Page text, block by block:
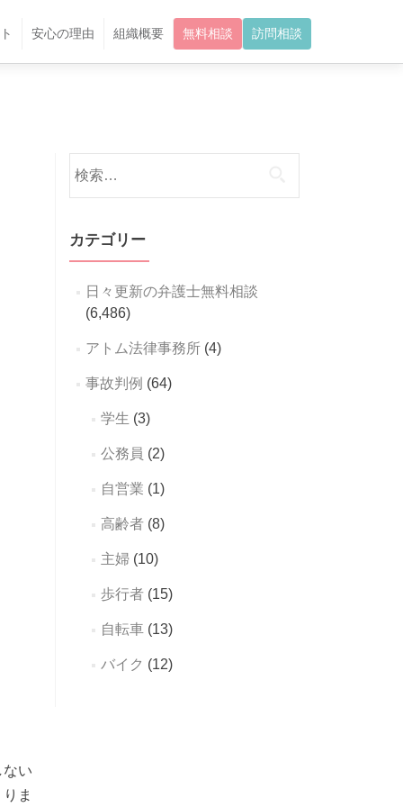
安心の理由 組織概要 無料相談 訪問相談
い
ま
索:
カテゴリー
日々更新の弁護士無料相談
(6,486)
アトム法律事務所(4)
事故判例 (64)
学生 (3)
公務員 (2)
自営業 (1)
高齢者(8)
主婦(10)
歩行者(15)
自転車(13)
バイク (12)